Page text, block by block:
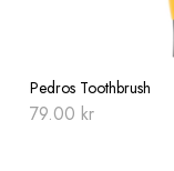
Pedros Toothbrush
79.00 kr